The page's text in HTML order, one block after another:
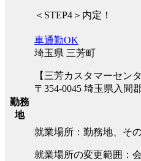
＜STEP4＞内定！
勤務
地
車通勤OK
埼玉県 三芳町
【三芳カスタマーセンタ
〒354-0045 埼玉県入間
就業場所：勤務地、そ
就業場所の変更範囲：